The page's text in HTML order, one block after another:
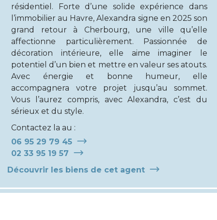
résidentiel. Forte d’une solide expérience dans
l’immobilier au Havre, Alexandra signe en 2025 son
grand retour à Cherbourg, une ville qu’elle
affectionne particulièrement. Passionnée de
décoration intérieure, elle aime imaginer le
potentiel d’un bien et mettre en valeur ses atouts.
Avec énergie et bonne humeur, elle
accompagnera votre projet jusqu’au sommet.
Vous l’aurez compris, avec Alexandra, c’est du
sérieux et du style.
Contactez la au :
06 95 29 79 45
02 33 95 19 57
Découvrir les biens de cet agent